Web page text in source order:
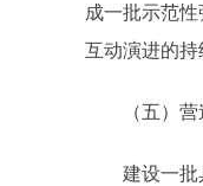
成一批示范
互动演进的持
（五）营造
建设一批具